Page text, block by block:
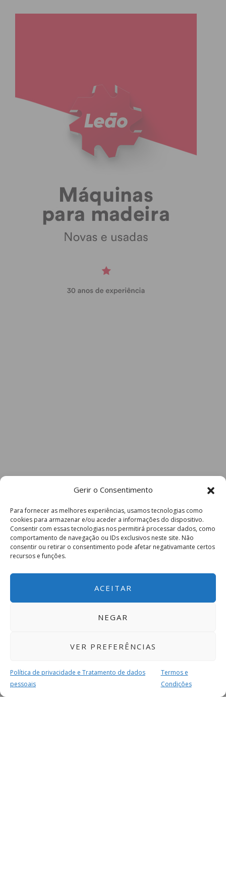
Gerir o Consentimento
Para fornecer as melhores experiências, usamos tecnologias como
cookies para armazenar e/ou aceder a informações do dispositivo.
Consentir com essas tecnologias nos permitirá processar dados, como
comportamento de navegação ou IDs exclusivos neste site. Não
consentir ou retirar o consentimento pode afetar negativamante certos
recursos e funções.
ACEITAR
NEGAR
VER PREFERÊNCIAS
Política de privacidade e Tratamento de dados
pessoais
Termos e
Condições